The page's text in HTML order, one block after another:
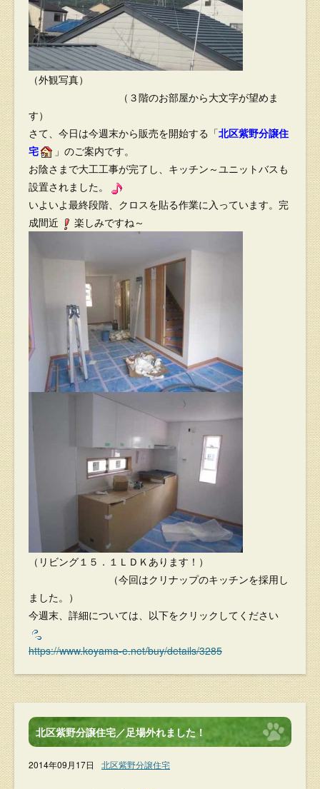
（外観写真）
（３階のお部屋から大文字が望めま
す）
さて、今日は今週末から販売を開始する「北区紫野分譲住
宅
」のご案内です。
お陰さまで大工工事が完了し、キッチン～ユニットバスも
設置されました。
いよいよ最終段階、クロスを貼る作業に入っています。完
成間近
楽しみですね～
（リビング１５．１ＬＤＫあります！）
（今回はクリナップのキッチンを採用し
ました。）
今週末、詳細については、以下をクリックしてください
https://www.koyama-e.net/buy/details/3285
北区紫野分譲住宅／足場外れました！
2014年09月17日 北区紫野分譲住宅